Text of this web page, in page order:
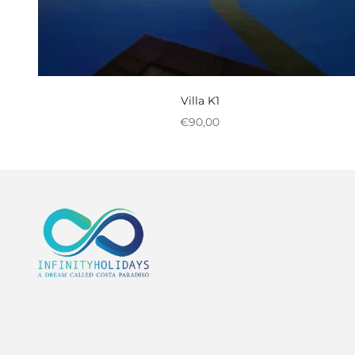
Villa K1
Nedsat pris
€90,00